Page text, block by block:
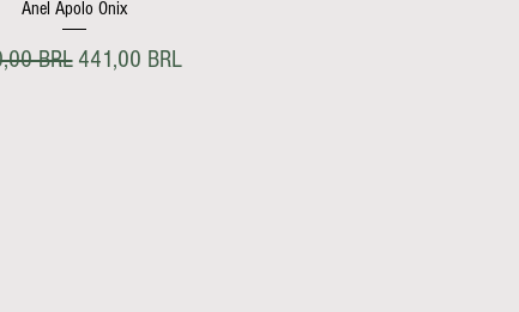
Vista rápida
Anel Apolo Onix
BRL Precio de oferta
441,00 BRL